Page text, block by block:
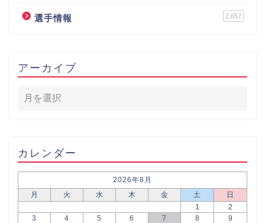
選手情報 2,657
アーカイブ
カレンダー
2026年8月
月
火 水 木 金 土
日
1
2
3
4 5 6 7 8
9